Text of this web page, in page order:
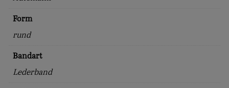
Form
rund
Bandart
Lederband